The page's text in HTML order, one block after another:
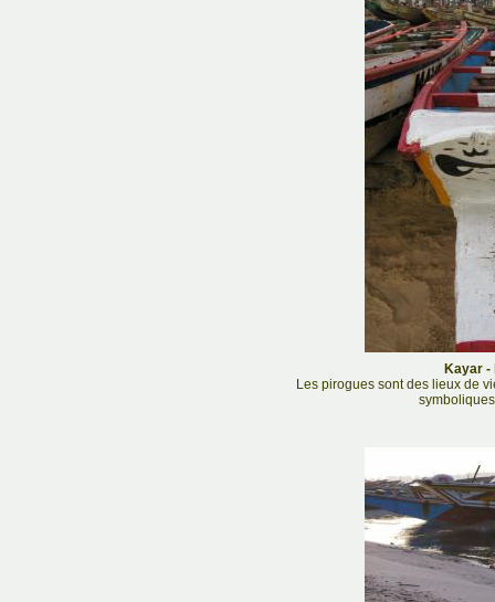
Kayar -
Les pirogues sont des lieux de